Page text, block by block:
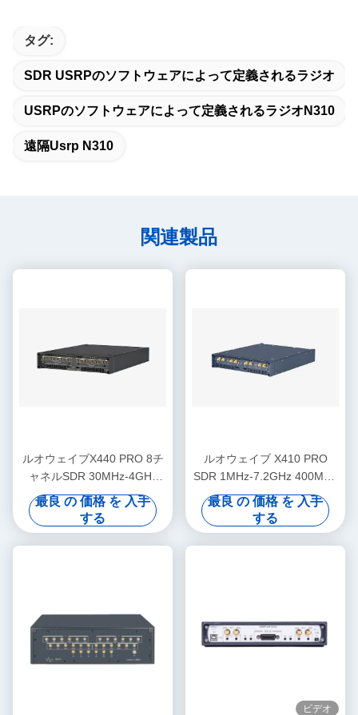
タグ:
SDR USRPのソフトウェアによって定義されるラジオ
USRPのソフトウェアによって定義されるラジオn310
遠隔usrp N310
関連製品
ルオウェイブX440 PRO 8チ
ャネルSDR 30MHz-4GHz
1.6GHz帯域幅 USRP
最良 の 価格 を 入手
する
ルオウェイブ X410 PRO
SDR 1MHz-7.2GHz 400MHz
帯域幅 4チャンネル
最良 の 価格 を 入手
する
ビデオ